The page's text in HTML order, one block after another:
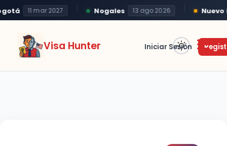
11 mar 2027 Nogales 13 ago 2026 Nuevo
Visa Hunter Iniciar Sesión